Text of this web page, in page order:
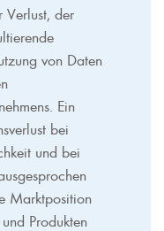
Verlust, der
von Daten
Ein
bei
und bei
Marktposition
Produkten